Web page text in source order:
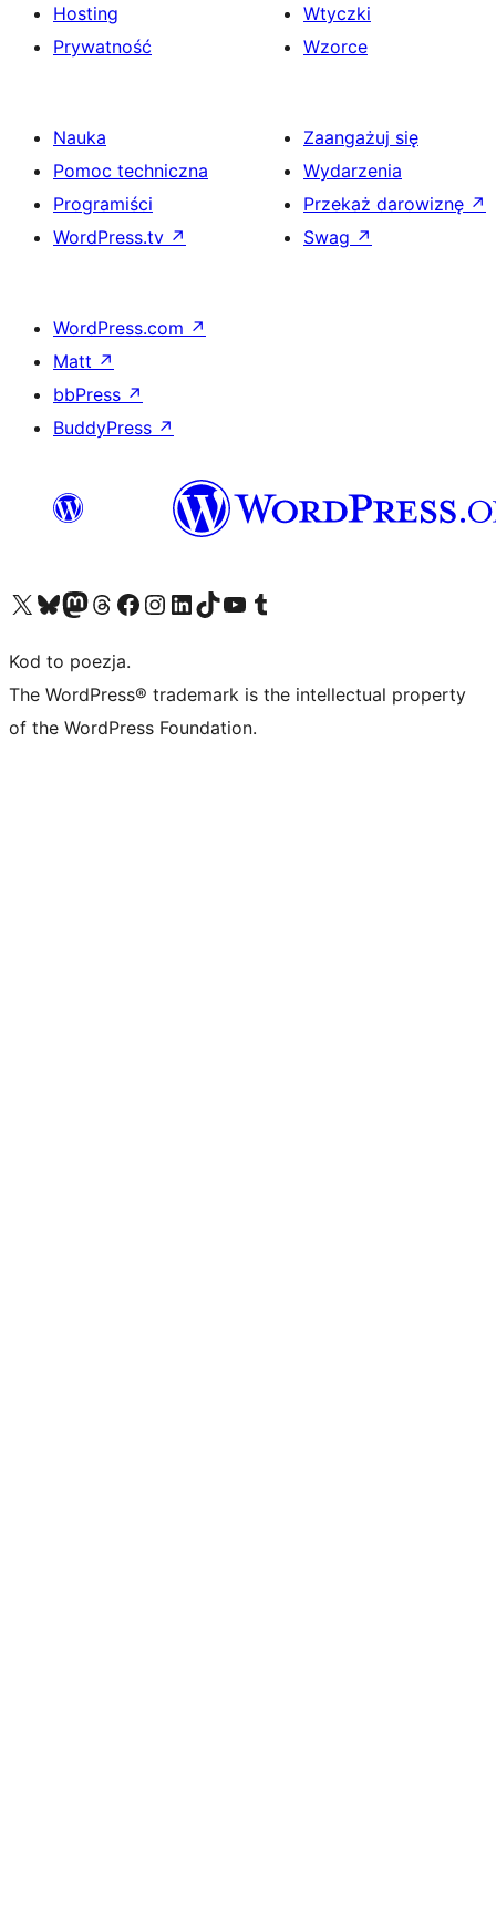
Hosting
Prywatność
Wtyczki
Wzorce
Nauka
Pomoc techniczna
Programiści
WordPress.tv ↗
Zaangażuj się
Wydarzenia
Przekaż darowiznę ↗
Swag ↗
WordPress.com ↗
Matt ↗
bbPress ↗
BuddyPress ↗
Odwiedź nasze konto X (dawniej Twitter)
Odwiedź nasze konto Bluesky
Odwiedź nasze konto na Mastodoncie
Odwiedź naszego Threadsa
Odwiedź naszego Facebooka
Odwiedź nasze konto na Instagramie
Odwiedź nasze konto na LinkedIn
Odwiedź naszego TikToka
Odwiedź nasz kanał YouTube
Odwiedź naszego Tumblra
Kod to poezja.
The WordPress® trademark is the intellectual property
of the WordPress Foundation.